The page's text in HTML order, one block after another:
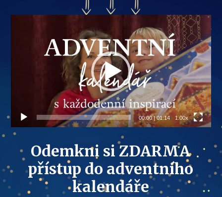
00:00|01:14 1.00x
Odemkni si ZDARMA
přístup do adventního
kalendáře